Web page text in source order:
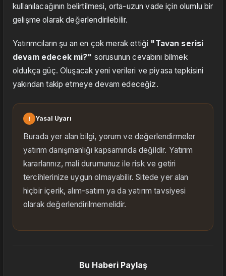
kullanılacağının belirtilmesi, orta-uzun vade için olumlu bir
gelişme olarak değerlendirilebilir.
Yatırımcıların şu an en çok merak ettiği "Tavan serisi
devam edecek mi?" sorusunun cevabını bilmek
oldukça güç. Oluşacak yeni verileri ve piyasa tepkisini
yakından takip etmeye devam edeceğiz.
! Yasal Uyarı
Burada yer alan bilgi, yorum ve değerlendirmeler
yatırım danışmanlığı kapsamında değildir. Yatırım
kararlarınız, mali durumunuz ile risk ve getiri
tercihlerinize uygun olmayabilir. Sitede yer alan
hiçbir içerik, alım-satım ya da yatırım tavsiyesi
olarak değerlendirilmemelidir.
Bu Haberi Paylaş